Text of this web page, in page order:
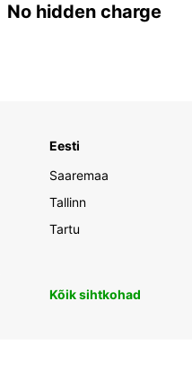
No hidden charge
Eesti
Saaremaa
Tallinn
Tartu
Kõik sihtkohad